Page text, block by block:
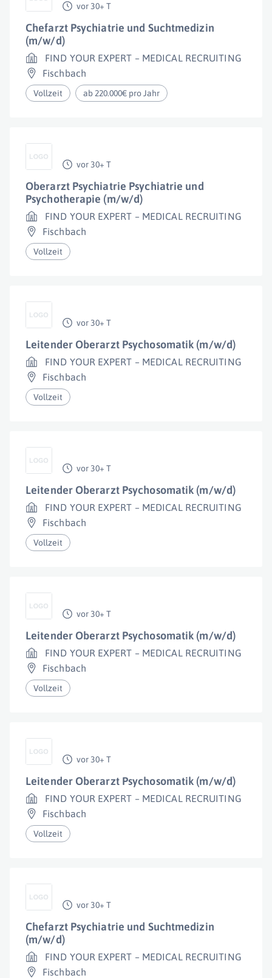
vor 30+ T
Chefarzt Psychiatrie und Suchtmedizin
(m/w/d)
FIND YOUR EXPERT – MEDICAL RECRUITING
Fischbach
Vollzeit ab 220.000€ pro Jahr
vor 30+ T
Oberarzt Psychiatrie Psychiatrie und
Psychotherapie (m/w/d)
FIND YOUR EXPERT – MEDICAL RECRUITING
Fischbach
Vollzeit
vor 30+ T
Leitender Oberarzt Psychosomatik (m/w/d)
FIND YOUR EXPERT – MEDICAL RECRUITING
Fischbach
Vollzeit
vor 30+ T
Leitender Oberarzt Psychosomatik (m/w/d)
FIND YOUR EXPERT – MEDICAL RECRUITING
Fischbach
Vollzeit
vor 30+ T
Leitender Oberarzt Psychosomatik (m/w/d)
FIND YOUR EXPERT – MEDICAL RECRUITING
Fischbach
Vollzeit
vor 30+ T
Leitender Oberarzt Psychosomatik (m/w/d)
FIND YOUR EXPERT – MEDICAL RECRUITING
Fischbach
Vollzeit
vor 30+ T
Chefarzt Psychiatrie und Suchtmedizin
(m/w/d)
FIND YOUR EXPERT – MEDICAL RECRUITING
Fischbach